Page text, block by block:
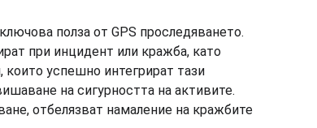
полза от GPS проследяването.
при инцидент или кражба, като
успешно интегрират тази
на сигурността на активите.
отбелязват намаление на кражбите